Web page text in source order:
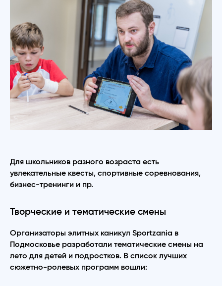
Для школьников разного возраста есть
увлекательные квесты, спортивные соревнования,
бизнес-тренинги и пр.
Творческие и тематические смены
Организаторы элитных каникул Sportzania в
Подмосковье разработали тематические смены на
лето для детей и подростков. В список лучших
сюжетно-ролевых программ вошли: